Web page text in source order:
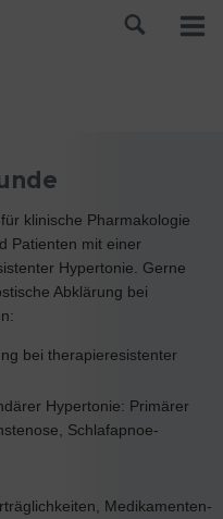
klinische Pharmakologie
Patienten mit einer
Hypertonie. Gerne
Abklärung bei
bei therapieresistenter
Hypertonie: Primärer
Schlafapnoe-
Medikamenten-